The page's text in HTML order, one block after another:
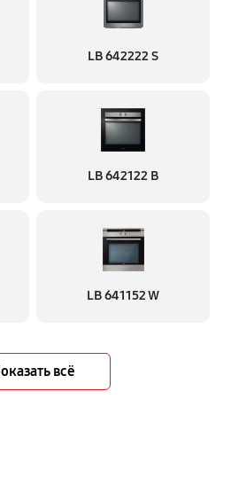
LB 642222 S
LB 642122 B
LB 641152 W
всё